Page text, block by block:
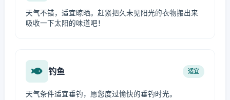
天气不错，适宜晾晒。赶紧把久未见阳光的衣物搬出来
吸收一下太阳的味道吧！
钓鱼 适宜
天气条件适宜垂钓，愿您度过愉快的垂钓时光。